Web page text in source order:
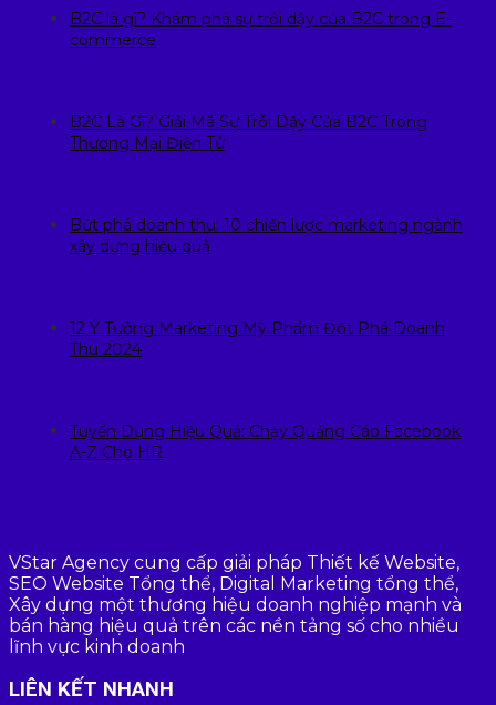
B2C là gì? Khám phá sự trỗi dậy của B2C trong E-
commerce
B2C Là Gì? Giải Mã Sự Trỗi Dậy Của B2C Trong
Thương Mại Điện Tử
Bứt phá doanh thu: 10 chiến lược marketing ngành
xây dựng hiệu quả
12 Ý Tưởng Marketing Mỹ Phẩm Đột Phá Doanh
Thu 2024
Tuyển Dụng Hiệu Quả: Chạy Quảng Cáo Facebook
A-Z Cho HR
VStar Agency cung cấp giải pháp Thiết kế Website,
SEO Website Tổng thể, Digital Marketing tổng thể,
Xây dựng một thương hiệu doanh nghiệp mạnh và
bán hàng hiệu quả trên các nền tảng số cho nhiều
lĩnh vực kinh doanh
LIÊN KẾT NHANH